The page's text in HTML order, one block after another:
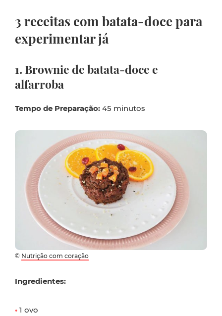
3 receitas com batata-doce para
experimentar já
1. Brownie de batata-doce e
alfarroba
Tempo de Preparação: 45 minutos
© Nutrição com coração
Ingredientes:
• 1 ovo